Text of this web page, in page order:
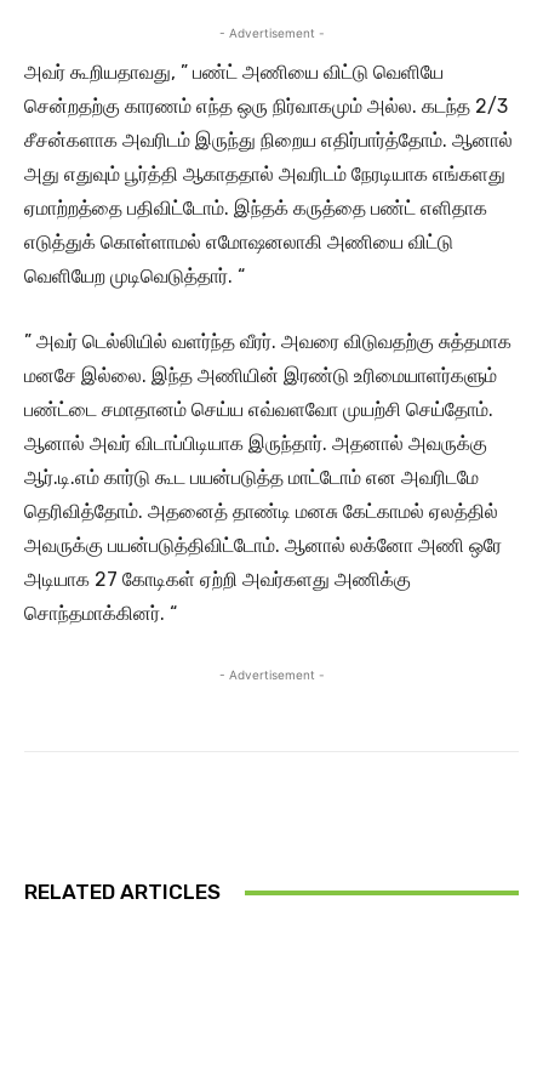
- Advertisement -
அவர் கூறியதாவது, ” பண்ட் அணியை விட்டு வெளியே
சென்றதற்கு காரணம் எந்த ஒரு நிர்வாகமும் அல்ல. கடந்த 2/3
சீசன்களாக அவரிடம் இருந்து நிறைய எதிர்பார்த்தோம். ஆனால்
அது எதுவும் பூர்த்தி ஆகாததால் அவரிடம் நேரடியாக எங்களது
ஏமாற்றத்தை பதிவிட்டோம். இந்தக் கருத்தை பண்ட் எளிதாக
எடுத்துக் கொள்ளாமல் எமோஷனலாகி அணியை விட்டு
வெளியேற முடிவெடுத்தார். “
” அவர் டெல்லியில் வளர்ந்த வீரர். அவரை விடுவதற்கு சுத்தமாக
மனசே இல்லை. இந்த அணியின் இரண்டு உரிமையாளர்களும்
பண்ட்டை சமாதானம் செய்ய எவ்வளவோ முயற்சி செய்தோம்.
ஆனால் அவர் விடாப்பிடியாக இருந்தார். அதனால் அவருக்கு
ஆர்.டி.எம் கார்டு கூட பயன்படுத்த மாட்டோம் என அவரிடமே
தெரிவித்தோம். அதனைத் தாண்டி மனசு கேட்காமல் ஏலத்தில்
அவருக்கு பயன்படுத்திவிட்டோம். ஆனால் லக்னோ அணி ஒரே
அடியாக 27 கோடிகள் ஏற்றி அவர்களது அணிக்கு
சொந்தமாக்கினர். “
- Advertisement -
RELATED ARTICLES